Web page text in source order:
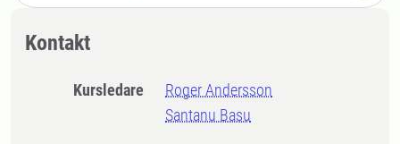
Kontakt
Kursledare
Roger Andersson
Santanu Basu